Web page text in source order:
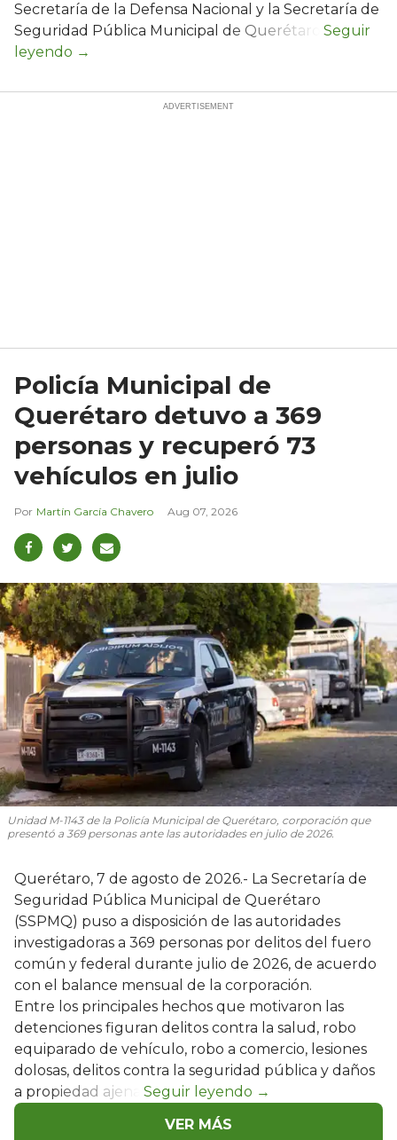
Secretaría de la Defensa Nacional y la Secretaría de
Seguridad Pública Municipal de Querétaro.
Policía Municipal de
Querétaro detuvo a 369
personas y recuperó 73
vehículos en julio
Martín García Chavero Aug 07, 2026
Unidad M-1143 de la Policía Municipal de Querétaro, corporación que
presentó a 369 personas ante las autoridades en julio de 2026.
Querétaro, 7 de agosto de 2026.- La Secretaría de
Seguridad Pública Municipal de Querétaro
(SSPMQ) puso a disposición de las autoridades
investigadoras a 369 personas por delitos del fuero
común y federal durante julio de 2026, de acuerdo
con el balance mensual de la corporación.
Entre los principales hechos que motivaron las
detenciones figuran delitos contra la salud, robo
equiparado de vehículo, robo a comercio, lesiones
dolosas, delitos contra la seguridad pública y daños
a propiedad ajena.
VER MÁS